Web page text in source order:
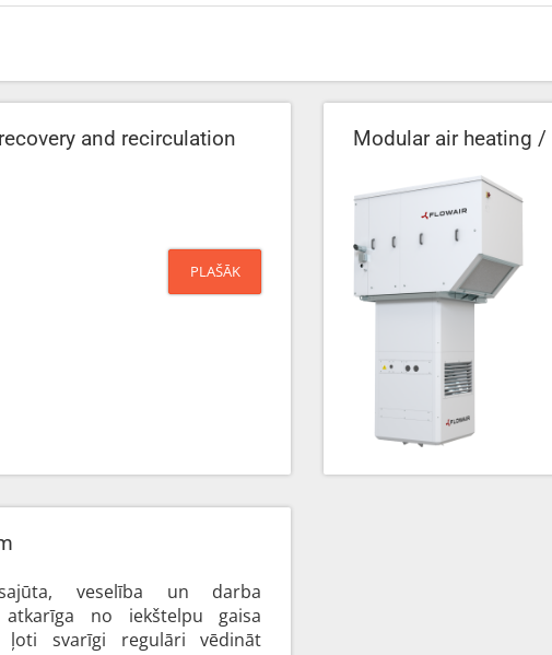
and recirculation
PLAŠĀK
Modular air heating
veselība un darba
no iekštelpu gaisa
ļoti svarīgi regulāri vēdināt